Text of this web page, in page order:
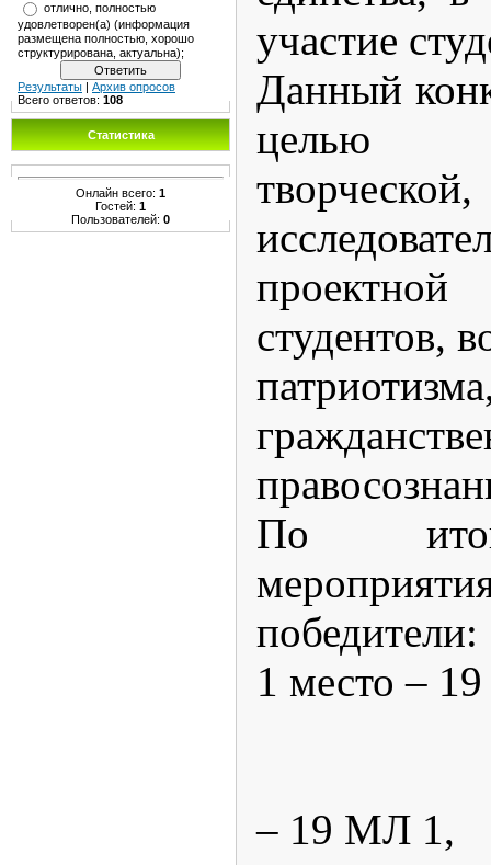
отлично, полностью
удовлетворен(а) (информация
размещена полностью, хорошо
структурирована, актуальна);
Результаты | Архив опросов
Всего ответов: 108
Статистика
Онлайн всего: 1
Гостей: 1
Пользователей: 0
участие
Данный
целью
студентов,
По
победители:
1 место –
– 19 МЛ 1,